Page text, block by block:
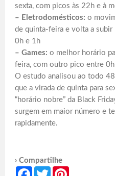
sexta, com picos às 22h e à
– Eletrodomésticos: o
de quinta-feira e volta a subir
0h e 1h
– Games: o melhor horário
feira, com outro pico entre
O estudo analisou ao todo
que a virada de quinta para
“horário nobre” da Black
surgem em maior número e
rapidamente.
› Compartilhe
FacebookTwitter